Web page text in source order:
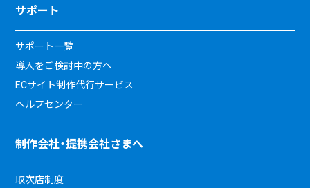
サポート
サポート一覧
導入をご検討中の方へ
ECサイト制作代行サービス
ヘルプセンター
制作会社・提携会社さまへ
取次店制度